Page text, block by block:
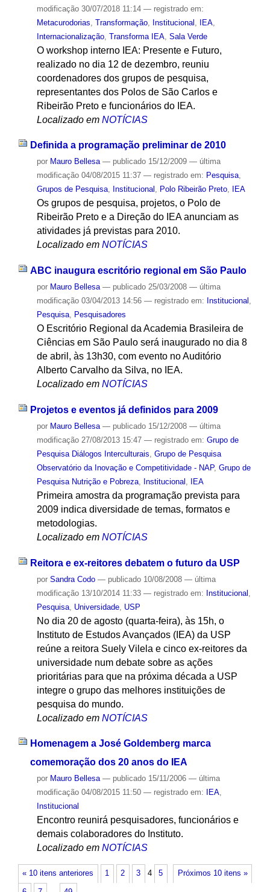
modificação30/07/2018 11:14 — registrado em:
Metacurodorias Transformação, Institucional IEA,
Internacionalização, Transforma IEA, Sala Verde
O workshop interno IEA: Presente e Futuro,
realizado no dia 12 de dezembro, reuniu
coordenadores dos grupos de pesquisa,
representantes dos Polos de São Carlos e
Ribeirão Preto e funcionários do IEA.
Localizado em NOTÍCIAS
Definida a programação preliminar de 2010
por Mauro Bellesa — publicado15/12/2009 — última
modificação04/08/2015 11:37 — registrado em: Pesquisa,
Grupos de Pesquisa, Institucional , Polo Ribeirão Preto, IEA
Os grupos de pesquisa, projetos, o Polo de
Ribeirão Preto e a Direção do IEA anunciam as
atividades já previstas para 2010.
Localizado em NOTÍCIAS
ABC inaugura escritório regional em São Paulo
por Mauro Bellesa — publicado25/03/2008 — última
modificação03/04/2013 14:56 — registrado em: Institucional ,
Pesquisa, Pesquisadores
O Escritório Regional da Academia Brasileira de
Ciências em São Paulo será inaugurado no dia 8
de abril, às 13h30, com evento no Auditório
Alberto Carvalho da Silva, no IEA.
Localizado em NOTÍCIAS
Projetos e eventos já definidos para 2009
por Mauro Bellesa — publicado15/12/2008 — última
modificação27/08/2013 15:47 — registrado em: Grupo de
Pesquisa Diálogos Interculturais Grupo de Pesquisa
Observatório da Inovação e Competitividade - NAP, Grupo de
Pesquisa Nutrição e Pobreza, Institucional IEA
Primeira amostra da programação prevista para
2009 indica diversidade de temas, formatos e
metodologias.
Localizado em NOTÍCIAS
Reitora e ex-reitores debatem o futuro da USP
por Sandra Codo — publicado10/08/2008 — última
modificação13/10/2014 11:33 — registrado em: Institucional
Pesquisa, Universidade, USP
No dia 20 de agosto (quarta-feira), às 15h, o
Instituto de Estudos Avançados (IEA) da USP
reúne a reitora Suely Vilela e cinco ex-reitores da
universidade num debate sobre as ações
prioritárias para que na próxima década a USP
integre o grupo das melhores instituições de
pesquisa do mundo.
Localizado em NOTÍCIAS
Homenagem a José Goldemberg marca
comemoração dos 20 anos do IEA
por Mauro Bellesa — publicado15/11/2006 — última
modificação04/08/2015 11:50 — registrado em: IEA,
Institucional
Encontro reunirá pesquisadores, funcionários e
demais colaboradores do Instituto.
Localizado em NOTÍCIAS
« 10 itens anteriores Próximos 10 itens »
1 2 3 4 5